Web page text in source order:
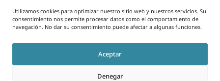
Utilizamos cookies para optimizar nuestro sitio web y nuestros servicios. Su
consentimiento nos permite procesar datos como el comportamiento de
navegación. No dar su consentimiento puede afectar a algunas funciones.
Aceptar
Denegar
Español
Únete a nuestro equipo(se
abre
nueva
(se
abre
en
una
(se
abre
en
una
(se
abre
una